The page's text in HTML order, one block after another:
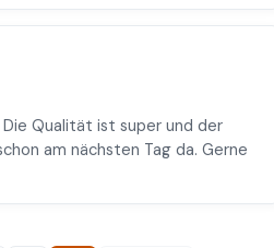
Qualität ist super und der
am nächsten Tag da. Gerne